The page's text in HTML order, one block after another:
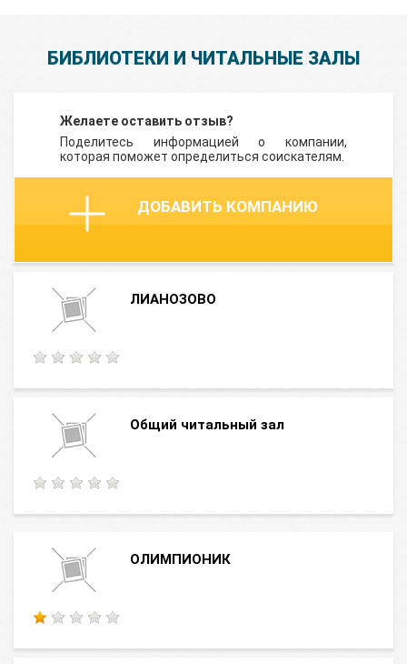
БИБЛИОТЕКИ И ЧИТАЛЬНЫЕ ЗАЛЫ
Желаете оставить отзыв?
Поделитесь информацией о компании,
которая поможет определиться соискателям.
ДОБАВИТЬ КОМПАНИЮ
ЛИАНОЗОВО
Общий читальный зал
ОЛИМПИОНИК